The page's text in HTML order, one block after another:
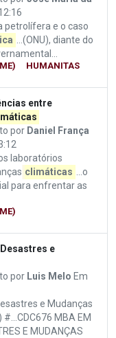
petrolífera e o caso
...(ONU), diante do
HUMANITAS
entre
por Daniel França
laboratórios
climáticas
...o
para enfrentar as
e
por Luis Melo Em
e Mudanças
MBA EM
E MUDANÇAS